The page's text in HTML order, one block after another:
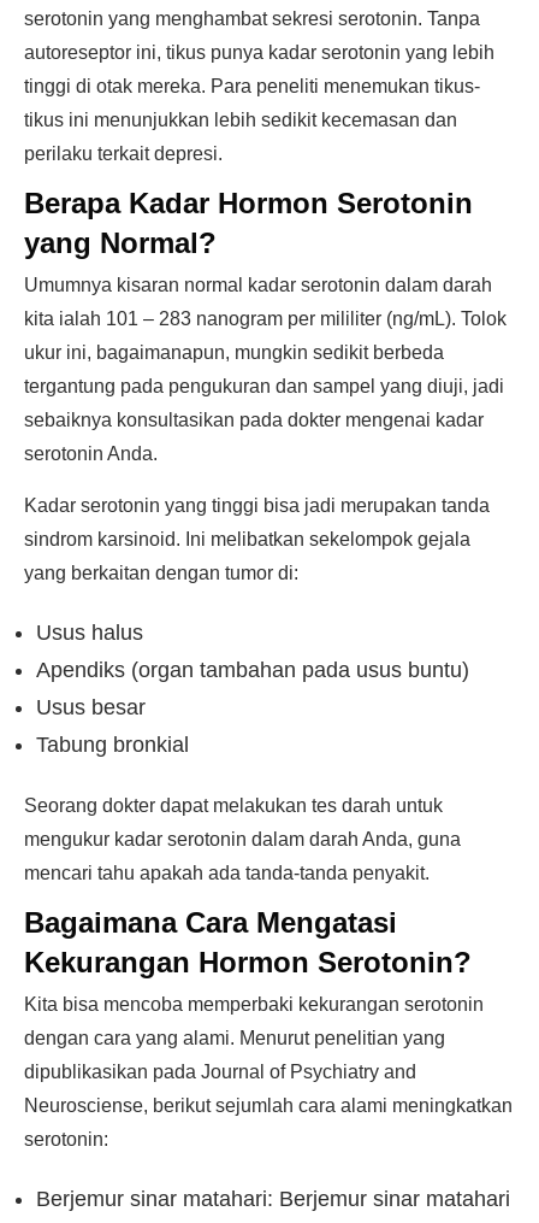
serotonin yang menghambat sekresi serotonin. Tanpa
autoreseptor ini, tikus punya kadar serotonin yang lebih
tinggi di otak mereka. Para peneliti menemukan tikus-
tikus ini menunjukkan lebih sedikit kecemasan dan
perilaku terkait depresi.
Berapa Kadar Hormon Serotonin
yang Normal?
Umumnya kisaran normal kadar serotonin dalam darah
kita ialah 101 – 283 nanogram per mililiter (ng/mL). Tolok
ukur ini, bagaimanapun, mungkin sedikit berbeda
tergantung pada pengukuran dan sampel yang diuji, jadi
sebaiknya konsultasikan pada dokter mengenai kadar
serotonin Anda.
Kadar serotonin yang tinggi bisa jadi merupakan tanda
sindrom karsinoid. Ini melibatkan sekelompok gejala
yang berkaitan dengan tumor di:
Usus halus
Apendiks (organ tambahan pada usus buntu)
Usus besar
Tabung bronkial
Seorang dokter dapat melakukan tes darah untuk
mengukur kadar serotonin dalam darah Anda, guna
mencari tahu apakah ada tanda-tanda penyakit.
Bagaimana Cara Mengatasi
Kekurangan Hormon Serotonin?
Kita bisa mencoba memperbaki kekurangan serotonin
dengan cara yang alami. Menurut penelitian yang
dipublikasikan pada Journal of Psychiatry and
Neurosciense, berikut sejumlah cara alami meningkatkan
serotonin:
Berjemur sinar matahari: Berjemur sinar matahari